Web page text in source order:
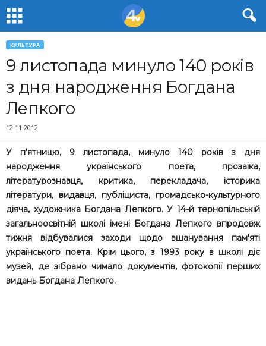
КУЛЬТУРА
9 листопада минуло 140 років
з дня народження Богдана
Лепкого
12.11.2012
У п'ятницю, 9 листопада, минуло 140 років з дня
народження українського поета, прозаїка,
літературознавця, критика, перекладача, історика
літератури, видавця, публіциста, громадсько-культурного
діяча, художника Богдана Лепкого. У 14-й тернопільській
загальноосвітній школі імені Богдана Лепкого впродовж
тижня відбувалися заходи щодо вшанування пам'яті
українського поета. Крім цього, з 1993 року в школі діє
музей, де зібрано чимало документів, фотокопії перших
видань Богдана Лепкого.